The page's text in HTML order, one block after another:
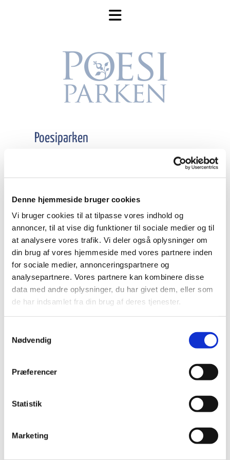
Denne hjemmeside bruger cookies
Vi bruger cookies til at tilpasse vores indhold og
annoncer, til at vise dig funktioner til sociale medier og til
at analysere vores trafik. Vi deler også oplysninger om
din brug af vores hjemmeside med vores partnere inden
for sociale medier, annonceringspartnere og
analysepartnere. Vores partnere kan kombinere disse
data med andre oplysninger, du har givet dem, eller som
de har indsamlet fra din brug af deres tjenester.
Nødvendig
Præferencer
Statistik
Marketing
Poesiparken
Frederikshavn Byfond administrerer
2017- og er inspireret af Frederikshavns
venskabsby Larvik.
Poesiparken er poesi, vers og citater,
som du kan se rundt omkring i vores by.
Du finder værkerne på gavle, bygninger,
trapper, i belædninger og mange andre
steder. Det er kultur i øjenhøjde og poesi
på "Frederikshavnsk".
Læs mere påPoesiparkens hjemmeside
Poesiparkens venner
stiftet. Det er en privat forening hvis